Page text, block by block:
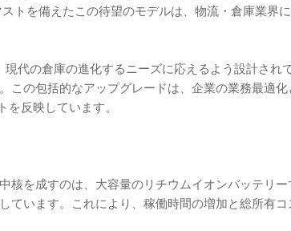
トを備えたこの待望のモデルは、物流・倉庫業界
現代の倉庫の進化するニーズに応えるよう設計され
この包括的なアップグレードは、企業の業務最適
を反映しています。
核を成すのは、大容量のリチウムイオンバッテリ
ています。これにより、稼働時間の増加と総所有コ